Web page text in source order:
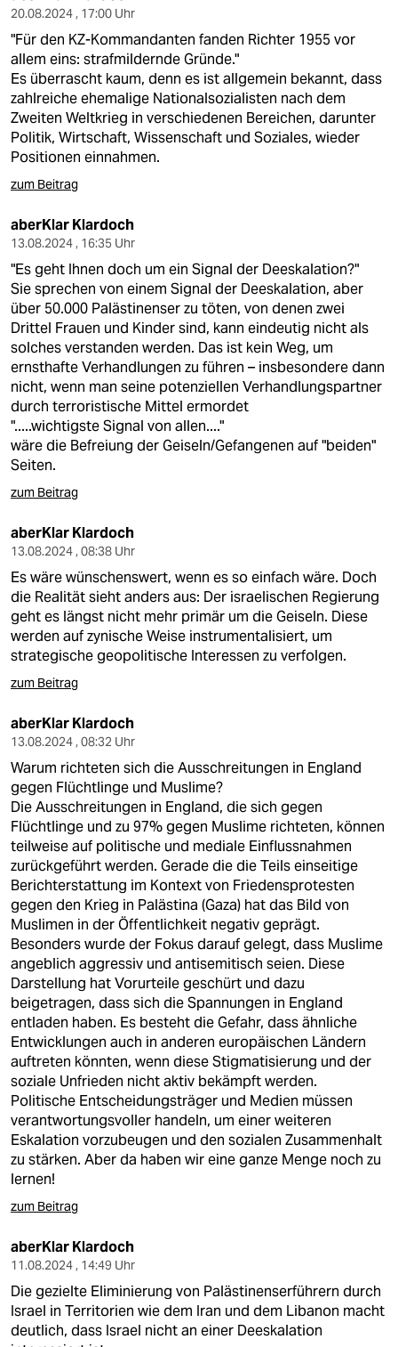
20.08.2024 , 17:00 Uhr
"Für den KZ-Kommandanten fanden Richter 1955 vor
allem eins: strafmildernde Gründe."
Es überrascht kaum, denn es ist allgemein bekannt, dass
zahlreiche ehemalige Nationalsozialisten nach dem
Zweiten Weltkrieg in verschiedenen Bereichen, darunter
Politik, Wirtschaft, Wissenschaft und Soziales, wieder
Positionen einnahmen.
zum Beitrag
aberKlar Klardoch
13.08.2024 , 16:35 Uhr
"Es geht Ihnen doch um ein Signal der Deeskalation?"
Sie sprechen von einem Signal der Deeskalation, aber
über 50.000 Palästinenser zu töten, von denen zwei
Drittel Frauen und Kinder sind, kann eindeutig nicht als
solches verstanden werden. Das ist kein Weg, um
ernsthafte Verhandlungen zu führen – insbesondere dann
nicht, wenn man seine potenziellen Verhandlungspartner
durch terroristische Mittel ermordet
".....wichtigste Signal von allen...."
wäre die Befreiung der Geiseln/Gefangenen auf "beiden"
Seiten.
zum Beitrag
aberKlar Klardoch
13.08.2024 , 08:38 Uhr
Es wäre wünschenswert, wenn es so einfach wäre. Doch
die Realität sieht anders aus: Der israelischen Regierung
geht es längst nicht mehr primär um die Geiseln. Diese
werden auf zynische Weise instrumentalisiert, um
strategische geopolitische Interessen zu verfolgen.
zum Beitrag
aberKlar Klardoch
13.08.2024 , 08:32 Uhr
Warum richteten sich die Ausschreitungen in England
gegen Flüchtlinge und Muslime?
Die Ausschreitungen in England, die sich gegen
Flüchtlinge und zu 97% gegen Muslime richteten, können
teilweise auf politische und mediale Einflussnahmen
zurückgeführt werden. Gerade die die Teils einseitige
Berichterstattung im Kontext von Friedensprotesten
gegen den Krieg in Palästina (Gaza) hat das Bild von
Muslimen in der Öffentlichkeit negativ geprägt.
Besonders wurde der Fokus darauf gelegt, dass Muslime
angeblich aggressiv und antisemitisch seien. Diese
Darstellung hat Vorurteile geschürt und dazu
beigetragen, dass sich die Spannungen in England
entladen haben. Es besteht die Gefahr, dass ähnliche
Entwicklungen auch in anderen europäischen Ländern
auftreten könnten, wenn diese Stigmatisierung und der
soziale Unfrieden nicht aktiv bekämpft werden.
Politische Entscheidungsträger und Medien müssen
verantwortungsvoller handeln, um einer weiteren
Eskalation vorzubeugen und den sozialen Zusammenhalt
zu stärken. Aber da haben wir eine ganze Menge noch zu
lernen!
zum Beitrag
aberKlar Klardoch
11.08.2024 , 14:49 Uhr
Die gezielte Eliminierung von Palästinenserführern durch
Israel in Territorien wie dem Iran und dem Libanon macht
deutlich, dass Israel nicht an einer Deeskalation